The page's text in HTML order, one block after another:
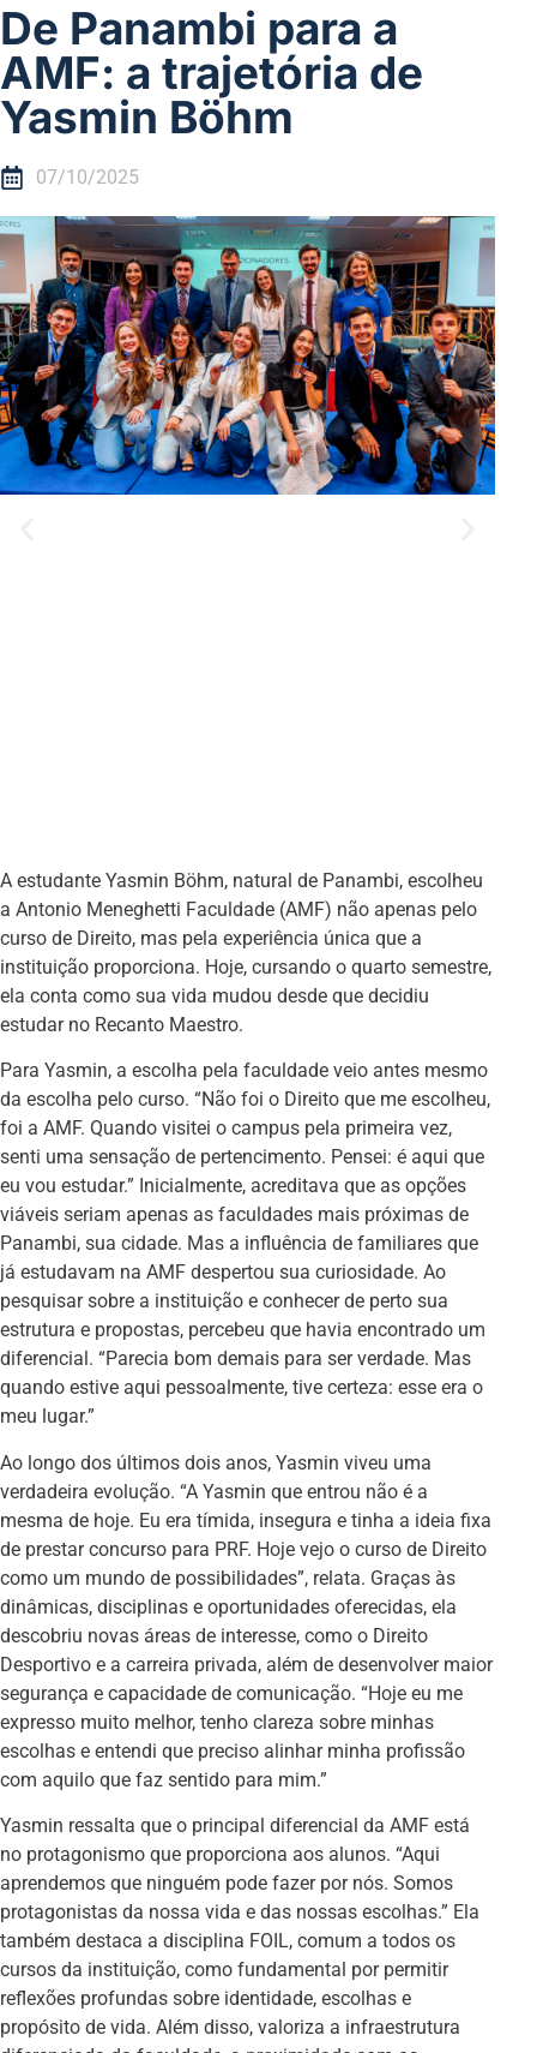
De Panambi para a
AMF: a trajetória de
Yasmin Böhm
07/10/2025
A estudante Yasmin Böhm, natural de Panambi, escolheu
a Antonio Meneghetti Faculdade (AMF) não apenas pelo
curso de Direito, mas pela experiência única que a
instituição proporciona. Hoje, cursando o quarto semestre,
ela conta como sua vida mudou desde que decidiu
estudar no Recanto Maestro.
Para Yasmin, a escolha pela faculdade veio antes mesmo
da escolha pelo curso. “Não foi o Direito que me escolheu,
foi a AMF. Quando visitei o campus pela primeira vez,
senti uma sensação de pertencimento. Pensei: é aqui que
eu vou estudar.” Inicialmente, acreditava que as opções
viáveis seriam apenas as faculdades mais próximas de
Panambi, sua cidade. Mas a influência de familiares que
já estudavam na AMF despertou sua curiosidade. Ao
pesquisar sobre a instituição e conhecer de perto sua
estrutura e propostas, percebeu que havia encontrado um
diferencial. “Parecia bom demais para ser verdade. Mas
quando estive aqui pessoalmente, tive certeza: esse era o
meu lugar.”
Ao longo dos últimos dois anos, Yasmin viveu uma
verdadeira evolução. “A Yasmin que entrou não é a
mesma de hoje. Eu era tímida, insegura e tinha a ideia fixa
de prestar concurso para PRF. Hoje vejo o curso de Direito
como um mundo de possibilidades”, relata. Graças às
dinâmicas, disciplinas e oportunidades oferecidas, ela
descobriu novas áreas de interesse, como o Direito
Desportivo e a carreira privada, além de desenvolver maior
segurança e capacidade de comunicação. “Hoje eu me
expresso muito melhor, tenho clareza sobre minhas
escolhas e entendi que preciso alinhar minha profissão
com aquilo que faz sentido para mim.”
Yasmin ressalta que o principal diferencial da AMF está
no protagonismo que proporciona aos alunos. “Aqui
aprendemos que ninguém pode fazer por nós. Somos
protagonistas da nossa vida e das nossas escolhas.” Ela
também destaca a disciplina FOIL, comum a todos os
cursos da instituição, como fundamental por permitir
reflexões profundas sobre identidade, escolhas e
propósito de vida. Além disso, valoriza a infraestrutura